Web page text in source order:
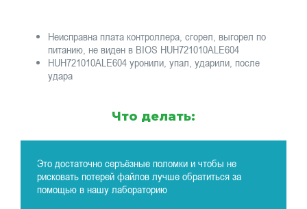
Неисправна плата контроллера, сгорел, выгорел по
питанию, не виден в BIOS HUH721010ALE604
HUH721010ALE604 уронили, упал, ударили, после
удара
Что делать:
Это достаточно серъёзные поломки и чтобы не
рисковать потерей файлов лучше обратиться за
помощью в нашу лабораторию